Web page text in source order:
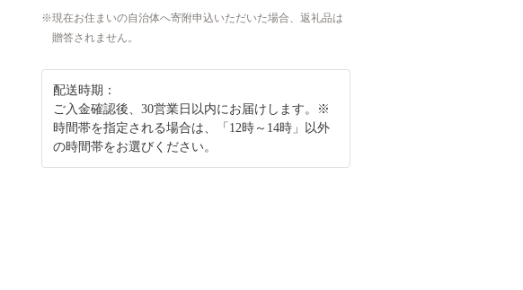
現在お住まいの自治体へ寄附申込いただいた場合、返礼品は
贈答されません。
配送時期：
ご入金確認後、30営業日以内にお届けします。※
時間帯を指定される場合は、「12時～14時」以外
の時間帯をお選びください。